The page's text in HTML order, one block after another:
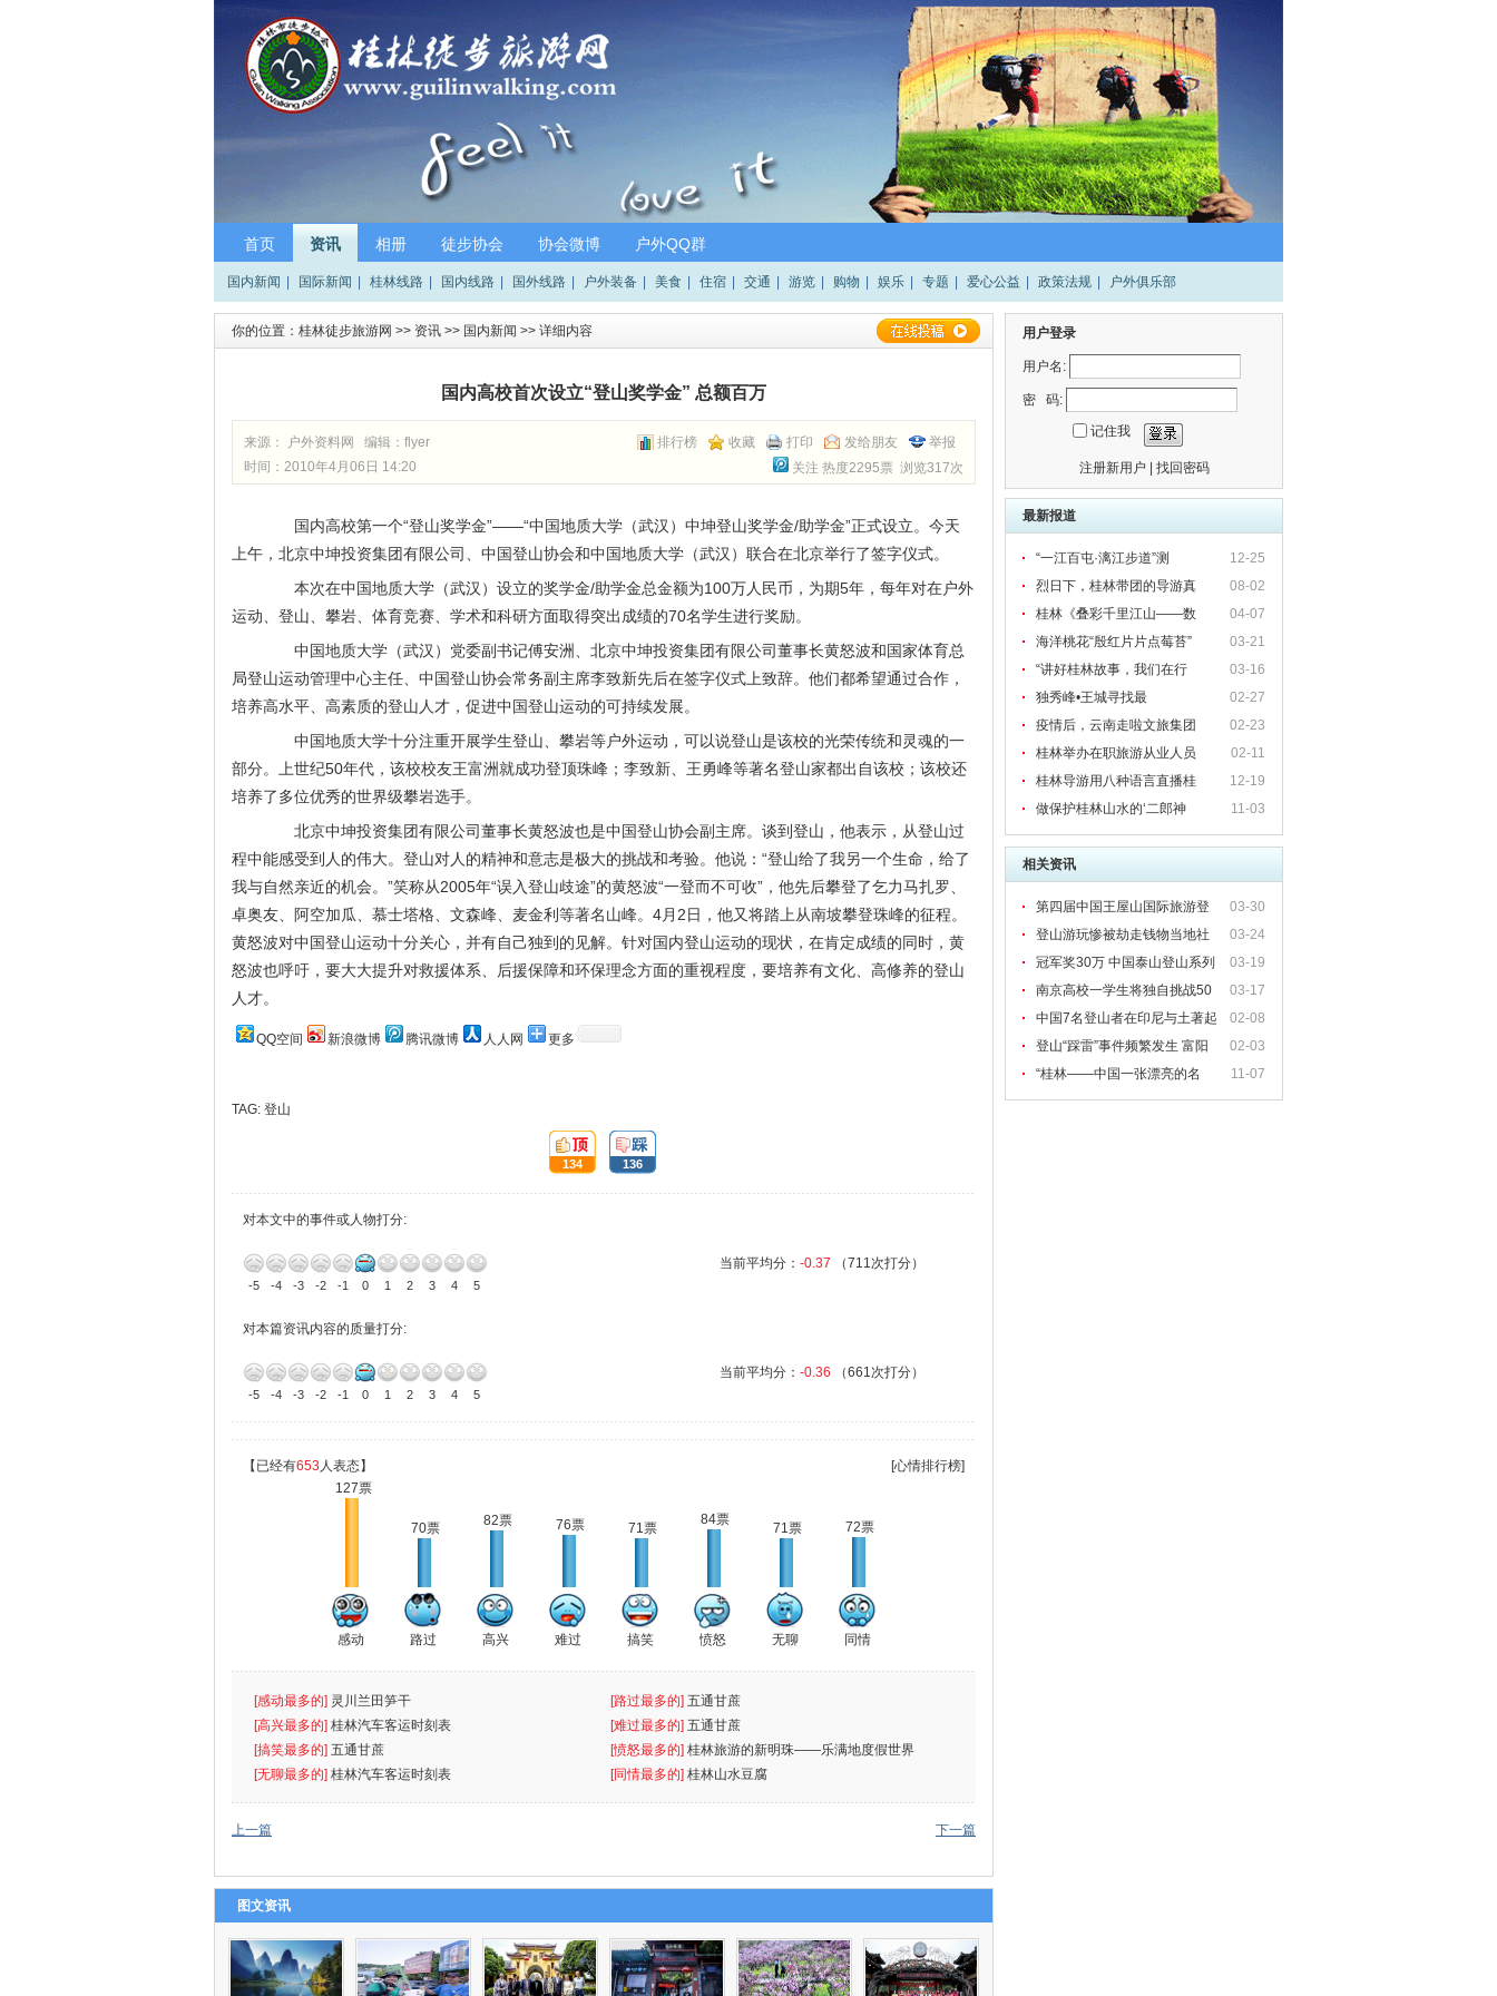
首页 资讯 相册 徒步协会 协会微博 户外QQ群
国内新闻 国际新闻 桂林线路 国内线路 国外线路 户外装备 美食 住宿 交通 游览 购物 娱乐 专题 爱心公益 政策法规 户外俱乐部
你的位置： 桂林徒步旅游网 >> 资讯 >> 国内新闻 >> 详细内容
国内高校首次设立“登山奖学金” 总额百万
排行榜 收藏 打印 发给朋友 举报
来源： 户外资料网 编辑： flyer
关注 热度2295票 浏览317次
时间：2010年4月06日 14:20
国内高校第一个“登山奖学金”——“中国地质大学（武汉）中坤登山奖学金/助学金”正式设立。今天
上午，北京中坤投资集团有限公司、中国登山协会和中国地质大学（武汉）联合在北京举行了签字仪式。
本次在中国地质大学（武汉）设立的奖学金/助学金总金额为100万人民币，为期5年，每年对在户外
运动、登山、攀岩、体育竞赛、学术和科研方面取得突出成绩的70名学生进行奖励。
中国地质大学（武汉）党委副书记傅安洲、北京中坤投资集团有限公司董事长黄怒波和国家体育总
局登山运动管理中心主任、中国登山协会常务副主席李致新先后在签字仪式上致辞。他们都希望通过合作，
培养高水平、高素质的登山人才，促进中国登山运动的可持续发展。
中国地质大学十分注重开展学生登山、攀岩等户外运动，可以说登山是该校的光荣传统和灵魂的一
部分。上世纪50年代，该校校友王富洲就成功登顶珠峰；李致新、王勇峰等著名登山家都出自该校；该校还
培养了多位优秀的世界级攀岩选手。
北京中坤投资集团有限公司董事长黄怒波也是中国登山协会副主席。谈到登山，他表示，从登山过
程中能感受到人的伟大。登山对人的精神和意志是极大的挑战和考验。他说：“登山给了我另一个生命，给了
我与自然亲近的机会。”笑称从2005年“误入登山歧途”的黄怒波“一登而不可收”，他先后攀登了乞力马扎罗、
卓奥友、阿空加瓜、慕士塔格、文森峰、麦金利等著名山峰。4月2日，他又将踏上从南坡攀登珠峰的征程。
黄怒波对中国登山运动十分关心，并有自己独到的见解。针对国内登山运动的现状，在肯定成绩的同时，黄
怒波也呼吁，要大大提升对救援体系、后援保障和环保理念方面的重视程度，要培养有文化、高修养的登山
人才。
QQ空间 新浪微博 腾讯微博 人人网 更多
TAG: 登山
顶:
134
踩:
136
对本文中的事件或人物打分:
-5 -4 -3 -2 -1 0 1 2 3 4 5
当前平均分： -0.37 （711次打分）
对本篇资讯内容的质量打分:
-5 -4 -3 -2 -1 0 1 2 3 4 5
当前平均分： -0.36 （661次打分）
[心情排行榜]
【已经有653 人表态】
127票
感动
70票
路过
82票
高兴
76票
难过
71票
搞笑
84票
愤怒
71票
无聊
72票
同情
[感动最多的] 灵川兰田笋干 [路过最多的] 五通甘蔗
[高兴最多的] 桂林汽车客运时刻表 [难过最多的] 五通甘蔗
[搞笑最多的] 五通甘蔗 [愤怒最多的] 桂林旅游的新明珠——乐满地度假世界
[无聊最多的] 桂林汽车客运时刻表 [同情最多的] 桂林山水豆腐
上一篇 下一篇
图文资讯
用户登录
用户名:
密 码:
记住我
注册新用户 找回密码
最新报道
12-25
“一江百屯·漓江步道”测
08-02
烈日下，桂林带团的导游真
04-07
桂林《叠彩千里江山——数
03-21
海洋桃花“殷红片片点莓苔”
03-16
“讲好桂林故事，我们在行
02-27
独秀峰•王城寻找最
02-23
疫情后，云南走啦文旅集团
02-11
桂林举办在职旅游从业人员
12-19
桂林导游用八种语言直播桂
11-03
做保护桂林山水的‘二郎神
相关资讯
03-30
第四届中国王屋山国际旅游登
山节4月25日举办
03-24
登山游玩惨被劫走钱物当地社
区表示加强巡逻
03-19
冠军奖30万 中国泰山登山系列
大奖赛即将开赛
03-17
南京高校一学生将独自挑战50
00余米登山高度
02-08
中国7名登山者在印尼与土著起
争执被困
02-03
登山“踩雷”事件频繁发生 富阳
驴友十分受伤
11-07
“桂林——中国一张漂亮的名
片”图片展11月9日举办